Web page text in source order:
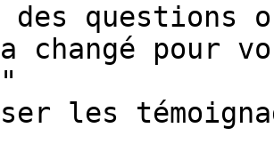
des questions
changé pour
les